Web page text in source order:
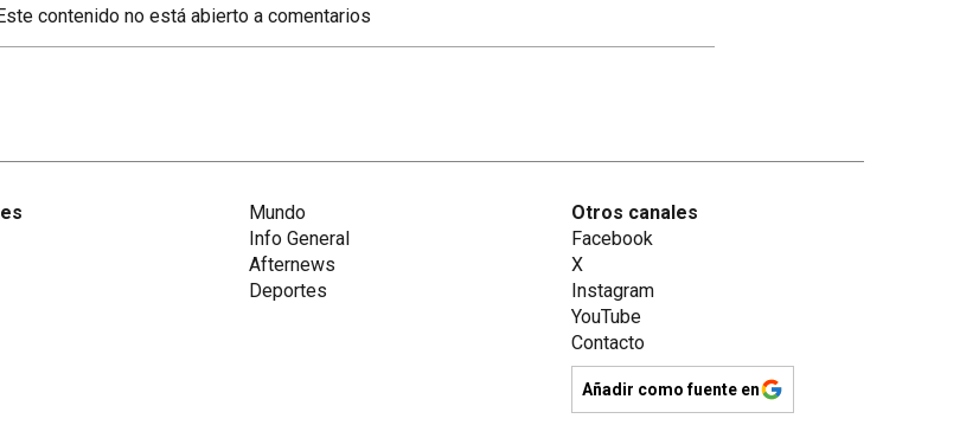
contenido no está abierto a comentarios
Mundo
Info General
Afternews
Deportes
Otros canales
Facebook
X
Instagram
YouTube
Contacto
Añadir como fuente en